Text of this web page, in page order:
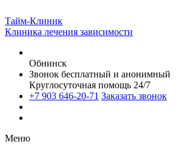
Тайм-Клиник
Клиника лечения зависимости
Обнинск
Звонок бесплатный и анонимный
Круглосуточная помощь 24/7
+7 903 646-20-71 Заказать звонок
Меню